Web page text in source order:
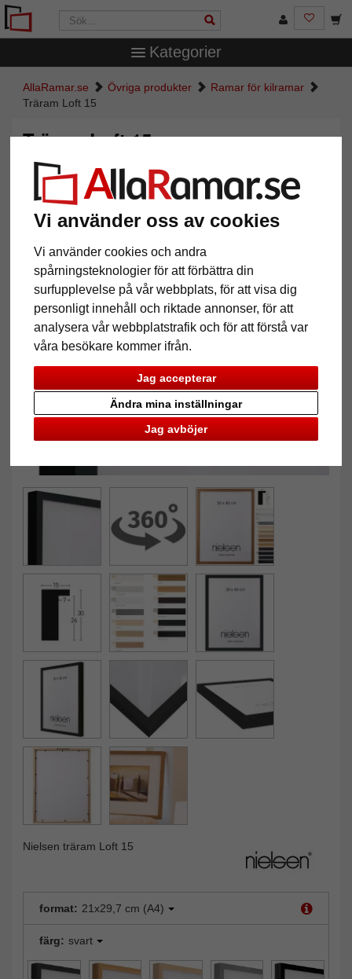
Vi använder oss av cookies
Vi använder cookies och andra
spårningsteknologier för att förbättra din
surfupplevelse på vår webbplats, för att visa dig
personligt innehåll och riktade annonser, för att
analysera vår webbplatstrafik och för att förstå var
våra besökare kommer ifrån.
Jag accepterar
Jag avböjer
Ändra mina inställningar
Kategorier
AllaRamar.se Övriga produkter
Ramar för kilramar
Träram Loft 15
Träram Loft 15
Tillbaka
Nielsen träram Loft 15
format: 21x29,7 cm (A4)
färg: svart